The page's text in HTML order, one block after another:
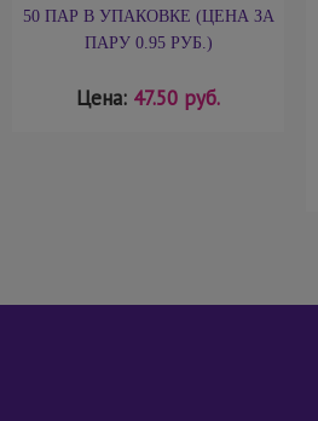
50 ПАР В УПАКОВКЕ (ЦЕНА ЗА
ПАРУ 0.95 РУБ.)
Цена: 47.50 руб.